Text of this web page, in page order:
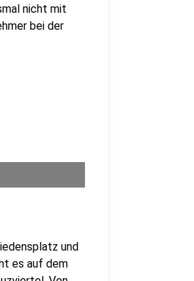
nicht mit
bei der
und
es auf dem